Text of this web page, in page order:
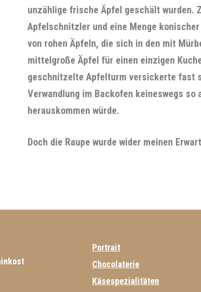
unzählige frische Äpfel geschält wurden.
Apfelschnitzler und eine Menge
von rohen Äpfeln, die sich in den mit
mittelgroße Äpfel für einen einzigen
geschnitzelte Apfelturm versickerte fast
Verwandlung im Backofen keineswegs
herauskommen würde.
Doch die Raupe wurde wider meinen
Portrait
Chocolaterie
Käsespezialitäten